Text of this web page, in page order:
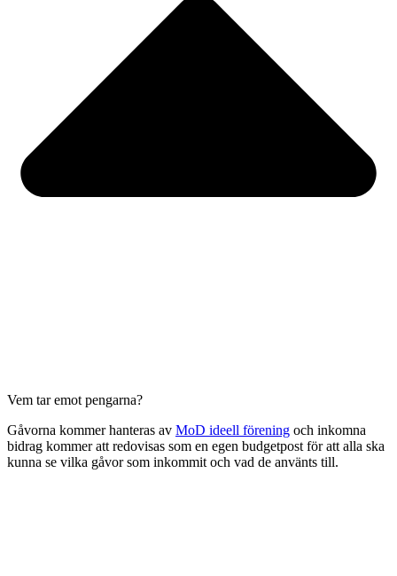
Vem tar emot pengarna?
Gåvorna kommer hanteras av MoD ideell förening och inkomna
bidrag kommer att redovisas som en egen budgetpost för att alla ska
kunna se vilka gåvor som inkommit och vad de använts till.